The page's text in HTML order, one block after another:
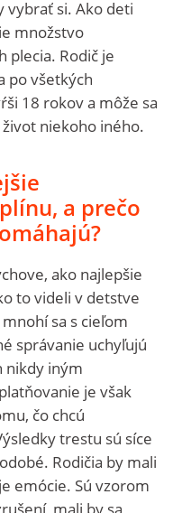
vybrať si. Ako deti
množstvo
plecia. Rodič je
po všetkých
18 rokov a môže sa
niekoho iného.
a prečo
ako najlepšie
to videli v detstve
sa s cieľom
správanie uchyľujú
nikdy iným
je však
čo chcú
trestu sú síce
Rodičia by mali
emócie. Sú vzorom
mali by sa